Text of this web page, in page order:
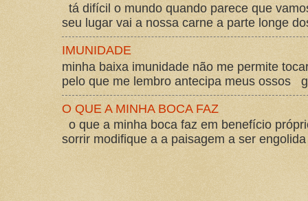
tá difícil o mundo quando parece que
seu lugar vai a nossa carne a parte longe
IMUNIDADE
minha baixa imunidade não me permite
pelo que me lembro antecipa meus ossos
O QUE A MINHA BOCA FAZ
o que a minha boca faz em benefício
sorrir modifique a a paisagem a ser